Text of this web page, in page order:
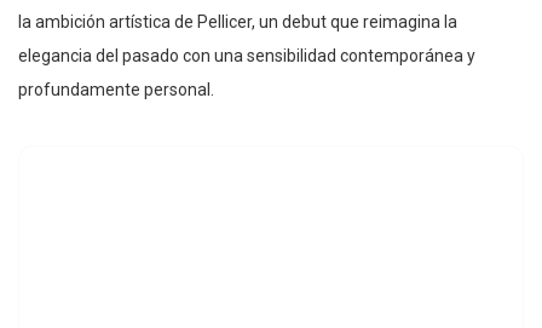
la ambición artística de Pellicer, un debut que reimagina la
elegancia del pasado con una sensibilidad contemporánea y
profundamente personal.